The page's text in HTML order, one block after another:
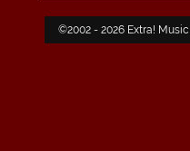
©2002 - 2026 Extra!